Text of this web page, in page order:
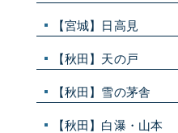
【宮城】日高見
【秋田】天の戸
【秋田】雪の茅舎
【秋田】白瀑・山本